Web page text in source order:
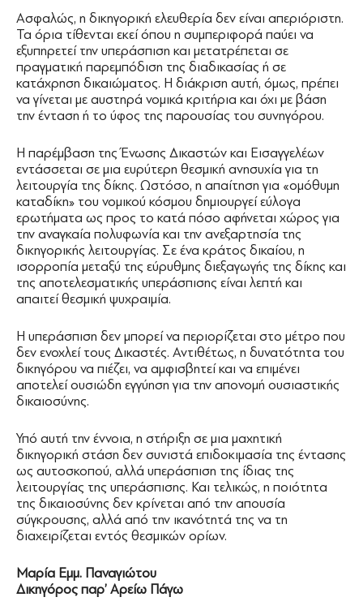
Ασφαλώς, η δικηγορική ελευθερία δεν είναι απεριόριστη.
Τα όρια τίθενται εκεί όπου η συμπεριφορά παύει να
εξυπηρετεί την υπεράσπιση και μετατρέπεται σε
πραγματική παρεμπόδιση της διαδικασίας ή σε
κατάχρηση δικαιώματος. Η διάκριση αυτή, όμως, πρέπει
να γίνεται με αυστηρά νομικά κριτήρια και όχι με βάση
την ένταση ή το ύφος της παρουσίας του συνηγόρου.
Η παρέμβαση της Ένωσης Δικαστών και Εισαγγελέων
εντάσσεται σε μια ευρύτερη θεσμική ανησυχία για τη
λειτουργία της δίκης. Ωστόσο, η απαίτηση για «ομόθυμη
καταδίκη» του νομικού κόσμου δημιουργεί εύλογα
ερωτήματα ως προς το κατά πόσο αφήνεται χώρος για
την αναγκαία πολυφωνία και την ανεξαρτησία της
δικηγορικής λειτουργίας. Σε ένα κράτος δικαίου, η
ισορροπία μεταξύ της εύρυθμης διεξαγωγής της δίκης και
της αποτελεσματικής υπεράσπισης είναι λεπτή και
απαιτεί θεσμική ψυχραιμία.
Η υπεράσπιση δεν μπορεί να περιορίζεται στο μέτρο που
δεν ενοχλεί τους Δικαστές. Αντιθέτως, η δυνατότητα του
δικηγόρου να πιέζει, να αμφισβητεί και να επιμένει
αποτελεί ουσιώδη εγγύηση για την απονομή ουσιαστικής
δικαιοσύνης.
Υπό αυτή την έννοια, η στήριξη σε μια μαχητική
δικηγορική στάση δεν συνιστά επιδοκιμασία της έντασης
ως αυτοσκοπού, αλλά υπεράσπιση της ίδιας της
λειτουργίας της υπεράσπισης. Και τελικώς, η ποιότητα
της δικαιοσύνης δεν κρίνεται από την απουσία
σύγκρουσης, αλλά από την ικανότητά της να τη
διαχειρίζεται εντός θεσμικών ορίων.
Μαρία Εμμ. Παναγιώτου
Δικηγόρος παρ’ Αρείω Πάγω